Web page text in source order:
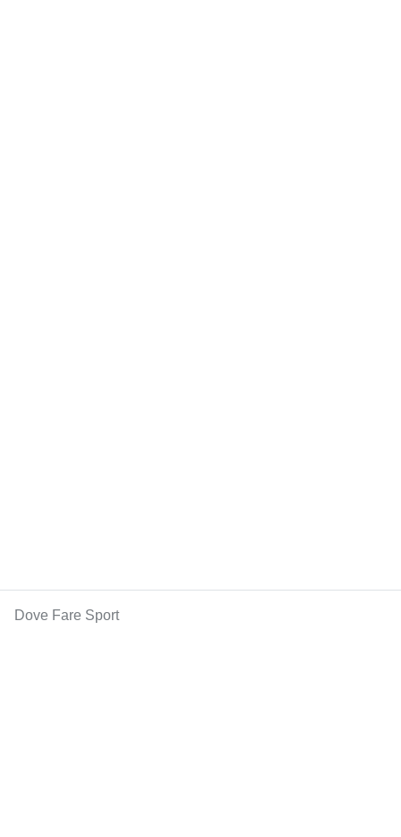
Dove Fare Sport